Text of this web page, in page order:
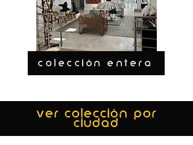
COLECCIÓN ENTERA
ver colección por
ciudad